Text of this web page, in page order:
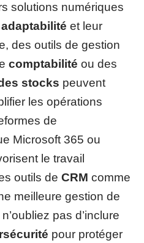
solutions numériques
adaptabilité et leur
des outils de gestion
comptabilité ou des
stocks peuvent
les opérations
de
Microsoft 365 ou
le travail
outils de CRM comme
meilleure gestion de
pas d’inclure
pour protéger